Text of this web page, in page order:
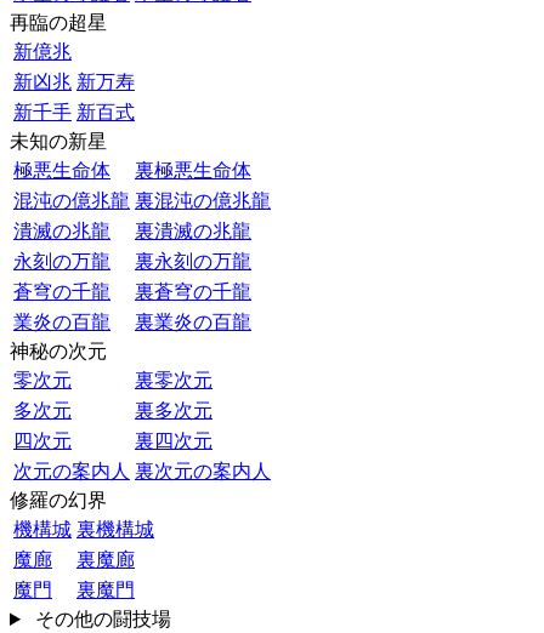
再臨の超星
新億兆
新凶兆 新万寿
新千手 新百式
未知の新星
極悪生命体
裏極悪生命体
混沌の億兆龍 裏混沌の億兆龍
潰滅の兆龍
裏潰滅の兆龍
永刻の万龍
裏永刻の万龍
蒼穹の千龍
裏蒼穹の千龍
業炎の百龍
裏業炎の百龍
神秘の次元
零次元
裏零次元
多次元
裏多次元
四次元
裏四次元
次元の案内人 裏次元の案内人
修羅の幻界
機構城 裏機構城
魔廊
裏魔廊
魔門
裏魔門
その他の闘技場